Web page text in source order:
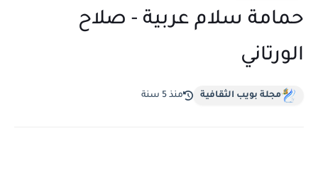
حمامة سلام عربية - صلاح
الورتاني
مجلة بويب الثقافية منذ 5 سنة